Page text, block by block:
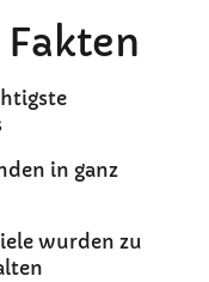
in ganz
wurden zu